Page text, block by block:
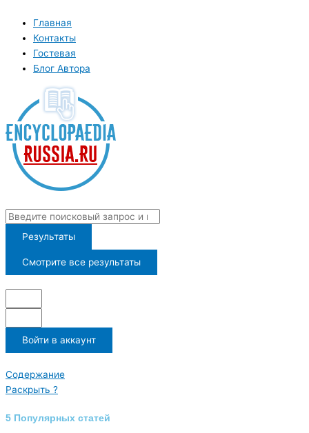
содержимому
Главная
Контакты
Гостевая
Блог Автора
Search
Результаты
Смотрите все результаты
Войти в аккаунт
Содержание
Раскрыть ?
5 Популярных статей